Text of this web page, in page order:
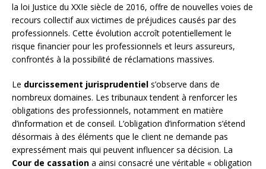
la loi Justice du XXIe siècle de 2016, offre de nouvelles voies de
recours collectif aux victimes de préjudices causés par des
professionnels. Cette évolution accroît potentiellement le
risque financier pour les professionnels et leurs assureurs,
confrontés à la possibilité de réclamations massives.
Le durcissement jurisprudentiel s’observe dans de
nombreux domaines. Les tribunaux tendent à renforcer les
obligations des professionnels, notamment en matière
d’information et de conseil. L’obligation d’information s’étend
désormais à des éléments que le client ne demande pas
expressément mais qui peuvent influencer sa décision. La
Cour de cassation a ainsi consacré une véritable « obligation